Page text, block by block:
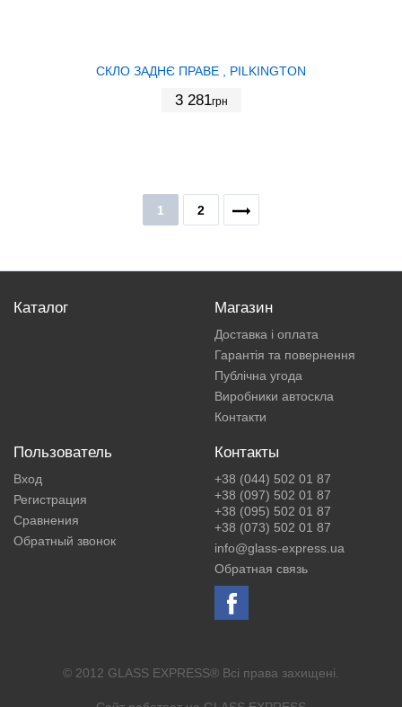
СКЛО ЗАДНЄ ПРАВЕ , PILKINGTON
3 281грн
1 2
Каталог Магазин
Доставка і оплата
Гарантія та повернення
Публічна угода
Виробники автоскла
Контакти
Пользователь
Вход
Регистрация
Сравнения
Обратный звонок
Контакты
+38 (044) 502 01 87
+38 (097) 502 01 87
+38 (095) 502 01 87
+38 (073) 502 01 87
info@glass-express.ua
Обратная связь
© 2012 GLASS EXPRESS® Всі права захищені.